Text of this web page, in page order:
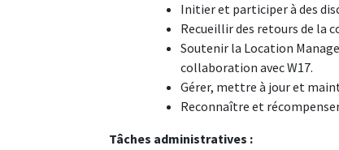
Initier et participer à des
Recueillir des retours de la
Soutenir la Location
collaboration avec W17.
Gérer, mettre à jour et
Reconnaître et
Tâches administratives :